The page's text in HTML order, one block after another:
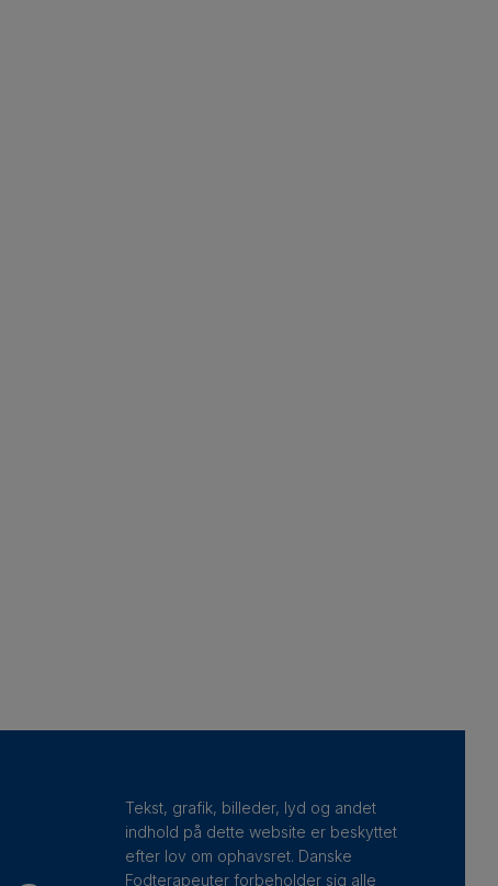
Tekst, grafik, billeder, lyd og andet
indhold på dette website er beskyttet
efter lov om ophavsret. Danske
Fodterapeuter forbeholder sig alle